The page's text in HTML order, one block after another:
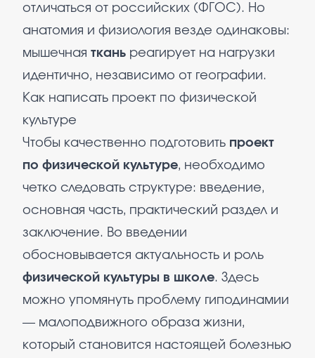
отличаться от российских (ФГОС). Но
анатомия и физиология везде одинаковы:
мышечная ткань реагирует на нагрузки
идентично, независимо от географии.
Как написать проект по физической
культуре
Чтобы качественно подготовить проект
по физической культуре, необходимо
четко следовать структуре: введение,
основная часть, практический раздел и
заключение. Во введении
обосновывается актуальность и роль
физической культуры в школе. Здесь
можно упомянуть проблему гиподинамии
— малоподвижного образа жизни,
который становится настоящей болезнью